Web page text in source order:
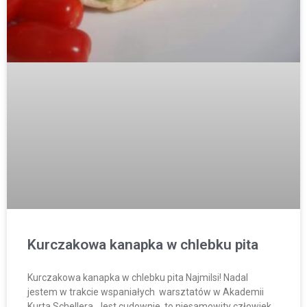
Kurczakowa kanapka w chlebku pita
Kurczakowa kanapka w chlebku pita Najmilsi! Nadal
jestem w trakcie wspaniałych warsztatów w Akademii